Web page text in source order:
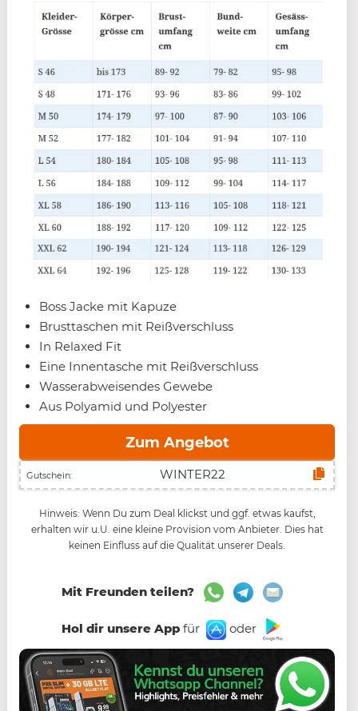
Boss Jacke mit Kapuze
Brusttaschen mit Reißverschluss
In Relaxed Fit
Eine Innentasche mit Reißverschluss
Wasserabweisendes Gewebe
Aus Polyamid und Polyester
Zum Angebot
Gutschein:
Hinweis: Wenn Du zum Deal klickst und ggf. etwas kaufst,
erhalten wir u.U. eine kleine Provision vom Anbieter. Dies hat
keinen Einfluss auf die Qualität unserer Deals.
Mit Freunden teilen?
Hol dir unsere Appfür oder